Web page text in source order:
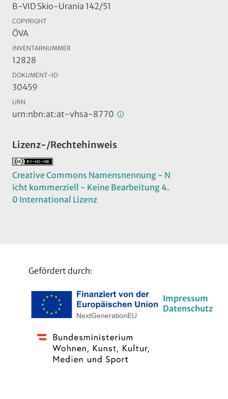
B-VID Skio-Urania 142/51
COPYRIGHT
ÖVA
INVENTARNUMMER
12828
DOKUMENT-ID
30459
URN
urn:nbn:at:at-vhsa-8770
Lizenz-/Rechtehinweis
Creative Commons Namensnennung - N
icht kommerziell - Keine Bearbeitung 4.
0 International Lizenz
Gefördert durch:
Impressum
Datenschutz